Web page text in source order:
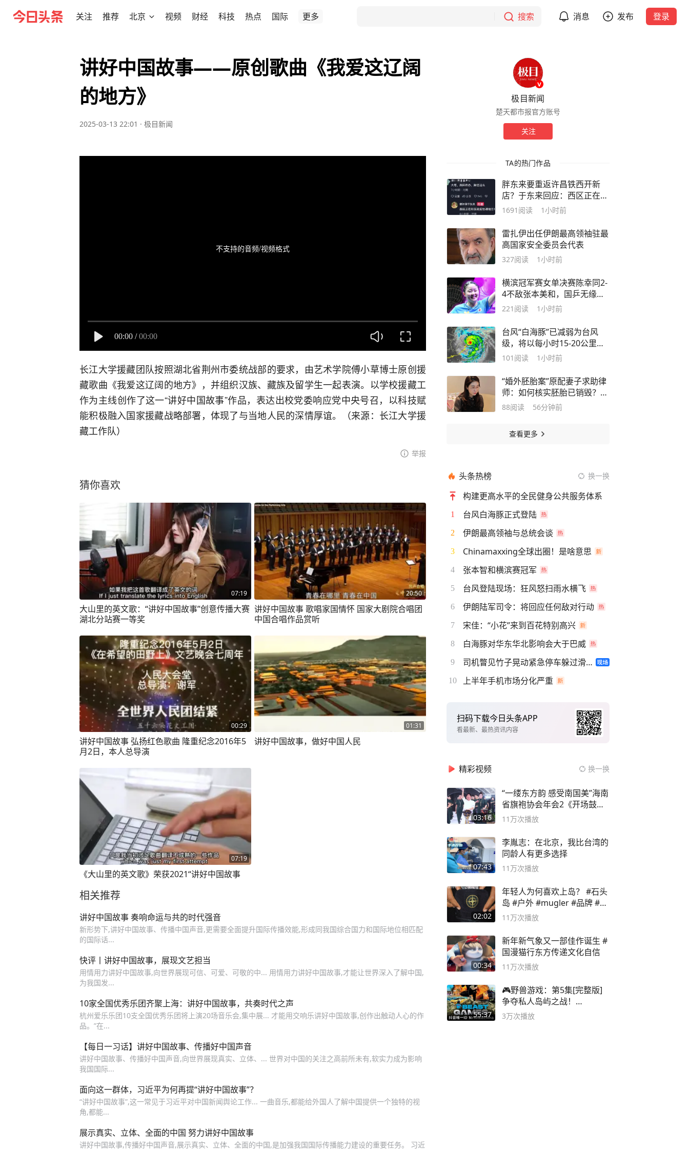
关注 推荐 北京 视频 财经 科技 热点 国际 更多 搜索 消息 发布 登录
讲好中国故事——原创歌曲《我爱这辽阔
的地方》
2025-03-13 22:01 · 极目新闻
不支持的音频/视频格式
00:00 / 00:00
长江大学援藏团队按照湖北省荆州市委统战部的要求，由艺术学院傅小草博士原创援
藏歌曲《我爱这辽阔的地方》，并组织汉族、藏族及留学生一起表演。以学校援藏工
作为主线创作了这一“讲好中国故事”作品，表达出校党委响应党中央号召，以科技赋
能积极融入国家援藏战略部署，体现了与当地人民的深情厚谊。（来源：长江大学援
藏工作队）
举报
猜你喜欢
07:19
大山里的英文歌：“讲好中国故事”创意传播大赛
湖北分站赛一等奖
20:50
讲好中国故事 歌唱家国情怀 国家大剧院合唱团
中国合唱作品赏听
00:29
讲好中国故事 弘扬红色歌曲 隆重纪念2016年5
月2日，本人总导演
01:31
讲好中国故事，做好中国人民
07:19
《大山里的英文歌》荣获2021“讲好中国故事
相关推荐
讲好中国故事 奏响命运与共的时代强音
新形势下,讲好中国故事、传播中国声音,更需要全面提升国际传播效能,形成同我国综合国力和国际地位相匹配
的国际话...
快评丨讲好中国故事，展现文艺担当
用情用力讲好中国故事,向世界展现可信、可爱、可敬的中... 用情用力讲好中国故事,才能让世界深入了解中国,
为我国发...
10家全国优秀乐团齐聚上海：讲好中国故事，共奏时代之声
杭州爱乐乐团10支全国优秀乐团将上演20场音乐会,集中展... 才能用交响乐讲好中国故事,创作出触动人心的作
品。”在...
【每日一习话】讲好中国故事、传播好中国声音
讲好中国故事、传播好中国声音,向世界展现真实、立体、... 世界对中国的关注之高前所未有,软实力成为影响
我国国际...
面向这一群体，习近平为何再提“讲好中国故事”？
“讲好中国故事”,这一常见于习近平对中国新闻舆论工作... 一曲音乐,都能给外国人了解中国提供一个独特的视
角,都能...
展示真实、立体、全面的中国 努力讲好中国故事
讲好中国故事,传播好中国声音,展示真实、立体、全面的中国,是加强我国国际传播能力建设的重要任务。 习近
极目新闻
楚天都市报官方账号
关注
TA的热门作品
胖东来要重返许昌铁西开新
店？于东来回应：西区正在和
政府协调地方
1691 阅读 1小时前
雷扎伊出任伊朗最高领袖驻最
高国家安全委员会代表
327阅读 1小时前
横滨冠军赛女单决赛陈幸同2-
4不敌张本美和，国乒无缘本
站男女单打桂冠
221 阅读 1小时前
台风“白海豚”已减弱为台风
级，将以每小时15-20公里的
速度向偏西方向移动，强度快
101 阅读 1小时前
“婚外胚胎案”原配妻子求助律
师：如何核实胚胎已销毁？伪
造结婚证算重婚吗？医院的责
88阅读 56分钟前
查看更多
头条热榜 换一换
构建更高水平的全民健身公共服务体系
1 台风白海豚正式登陆
2 伊朗最高领袖与总统会谈
3 Chinamaxxing全球出圈！是啥意思
4 张本智和横滨赛冠军
5 台风登陆现场：狂风怒扫雨水横飞
6 伊朗陆军司令：将回应任何敌对行动
7 宋佳：“小花”来到百花特别高兴
8 白海豚对华东华北影响会大于巴威
9 司机瞥见竹子晃动紧急停车躲过滑坡
10 上半年手机市场分化严重
扫码下载今日头条APP
看最新、最热资讯内容
精彩视频 换一换
03:16
“一缕东方韵 感受南国美”海南
省旗袍协会年会2《开场鼓》
二团
11万次播放
07:43
李胤志：在北京，我比台湾的
同龄人有更多选择
11万次播放
02:02
年轻人为何喜欢上岛？ #石头
岛 #户外 #mugler #品牌 #足
球流氓
11万次播放
00:34
新年新气象又一部佳作诞生 #
国漫猫行东方传递文化自信
11万次播放
55:37
🎮野兽游戏：第5集[完整版]
争夺私人岛屿之战！
#MrBeastChina
3万次播放